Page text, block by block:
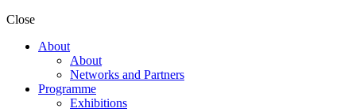
Close
About
About
Networks and Partners
Programme
Exhibitions